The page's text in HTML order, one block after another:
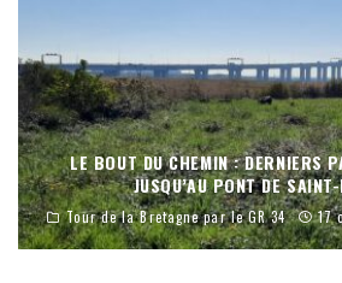
LE BOUT DU CHEMIN : DERNIERS
JUSQU’AU PONT DE
Tour de la Bretagne par le GR 34 17